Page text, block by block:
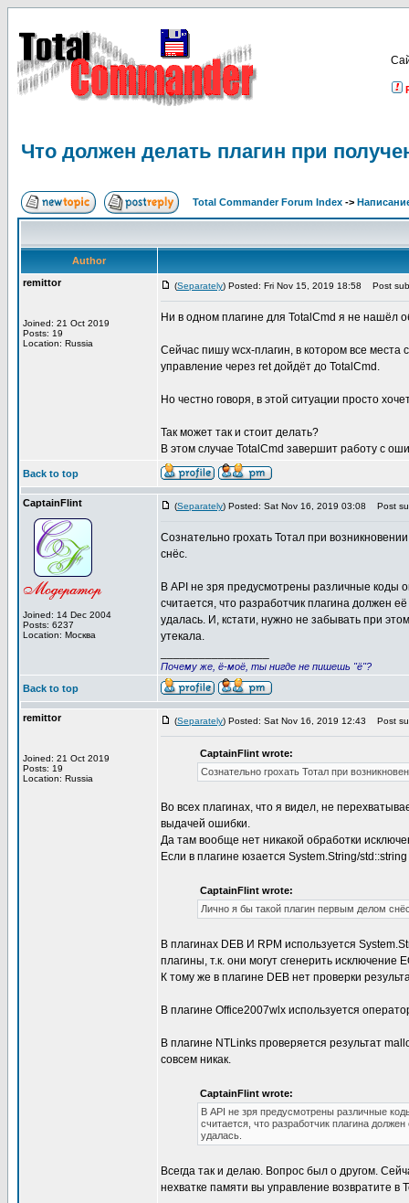
Что должен делать плагин при
Total Commander Forum Index ->
Author
remittor
Joined: 21 Oct 2019
Posts: 19
Location: Russia
(Separately) Posted: Fri Nov 15, 2019 18:58 Post
Ни в одном плагине для TotalCmd я не нашёл
Сейчас пишу wcx-плагин, в котором все
управление через ret дойдёт до TotalCmd.
Но честно говоря, в этой ситуации просто
Так может так и стоит делать?
В этом случае TotalCmd завершит работу с
Back to top
CaptainFlint
Joined: 14 Dec 2004
Posts: 6237
Location: Москва
(Separately) Posted: Sat Nov 16, 2019 03:08 Post
Сознательно грохать Тотал при
снёс.
В API не зря предусмотрены различные коды
считается, что разработчик плагина должен
удалась. И, кстати, нужно не забывать при
утекала.
Почему же, ё-моё, ты нигде не пишешь "ё"?
Back to top
remittor
Joined: 21 Oct 2019
Posts: 19
Location: Russia
(Separately) Posted: Sat Nov 16, 2019 12:43 Post
CaptainFlint wrote:
Сознательно грохать Тотал при
Во всех плагинах, что я видел, не
выдачей ошибки.
Да там вообще нет никакой обработки
Если в плагине юзается System.String/
CaptainFlint wrote:
Лично я бы такой плагин первым делом
В плагинах DEB И RPM используется
плагины, т.к. они могут сгенерить исключение
К тому же в плагине DEB нет проверки
В плагине Office2007wlx используется
В плагине NTLinks проверяется результат
совсем никак.
CaptainFlint wrote:
В API не зря предусмотрены различные
считается, что разработчик плагина
удалась.
Всегда так и делаю. Вопрос был о другом.
нехватке памяти вы управление возвратите в